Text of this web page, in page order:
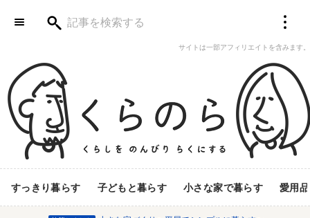
サイトは一部アフィリエイトを含みます。
すっきり暮らす 子どもと暮らす 小さな家で暮らす 愛用品